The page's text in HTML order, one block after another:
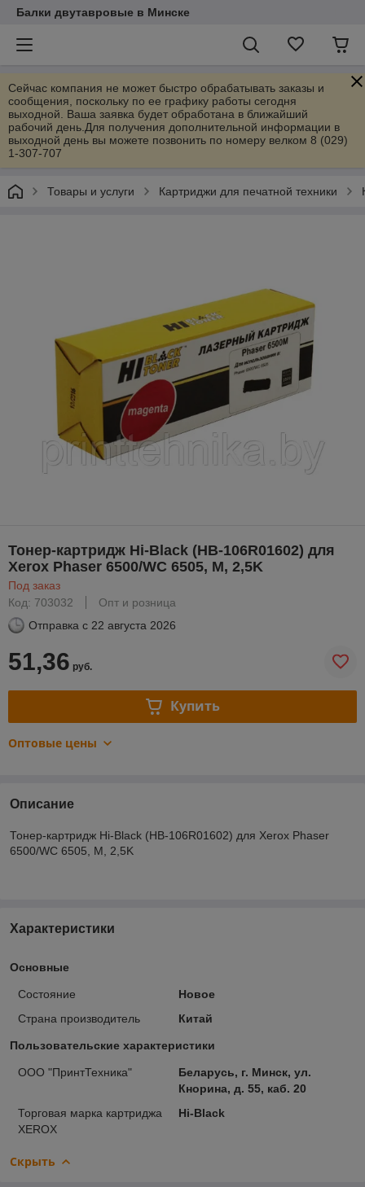
Балки двутавровые в Минске
Сейчас компания не может быстро обрабатывать заказы и
сообщения, поскольку по ее графику работы сегодня
выходной. Ваша заявка будет обработана в ближайший
рабочий день.Для получения дополнительной информации в
выходной день вы можете позвонить по номеру велком 8 (029)
1-307-707
Товары и услуги Картриджи для печатной техники
Тонер-картридж Hi-Black (HB-106R01602) для
Xerox Phaser 6500/WC 6505, M, 2,5K
Под заказ
Код: 703032
Опт и розница
Отправка с 22 августа 2026
51,36 руб.
Купить
Оптовые цены
Описание
Тонер-картридж Hi-Black (HB-106R01602) для Xerox Phaser
6500/WC 6505, M, 2,5K
Характеристики
Основные
Состояние
Новое
Страна производитель
Китай
Пользовательские характеристики
ООО "ПринтТехника"
Беларусь, г. Минск, ул.
Кнорина, д. 55, каб. 20
Торговая марка картриджа
XEROX
Hi-Black
Скрыть